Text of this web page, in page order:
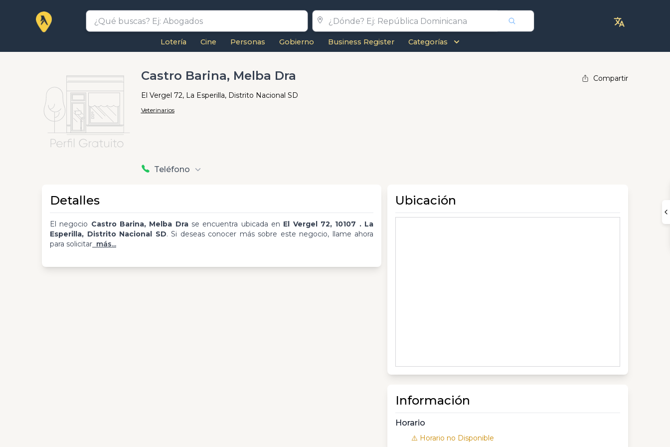
Lotería Cine Personas Gobierno Business Register Categorías
Castro Barina, Melba Dra
El Vergel 72, La Esperilla, Distrito Nacional SD
Veterinarios
Teléfono
Compartir
Detalles
El negocio Castro Barina, Melba Drase encuentra ubicada en El Vergel 72, 10107 . La
Esperilla, Distrito Nacional SD. Si deseas conocer más sobre este negocio, llame ahora
para solicitar más...
Ubicación
Información
Horario
⚠️ Horario no Disponible